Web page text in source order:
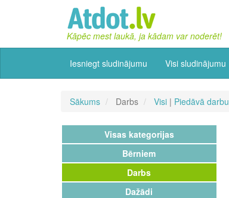
Kāpēc mest laukā, ja kādam var noderēt!
Iesniegt sludinājumu Visi sludinājumu
Sākums Darbs Visi | Piedāvā darbu
Visas kategorijas
Bērniem
Darbs
Dažādi